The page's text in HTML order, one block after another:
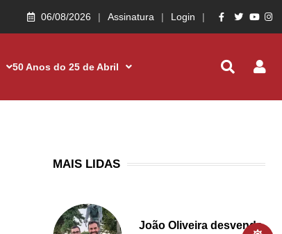
06/08/2026 Assinatura Login
50 Anos do 25 de Abril
MAIS LIDAS
João Oliveira desvenda